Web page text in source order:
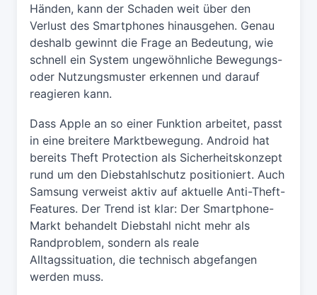
Händen, kann der Schaden weit über den
Verlust des Smartphones hinausgehen. Genau
deshalb gewinnt die Frage an Bedeutung, wie
schnell ein System ungewöhnliche Bewegungs-
oder Nutzungsmuster erkennen und darauf
reagieren kann.
Dass Apple an so einer Funktion arbeitet, passt
in eine breitere Marktbewegung. Android hat
bereits Theft Protection als Sicherheitskonzept
rund um den Diebstahlschutz positioniert. Auch
Samsung verweist aktiv auf aktuelle Anti-Theft-
Features. Der Trend ist klar: Der Smartphone-
Markt behandelt Diebstahl nicht mehr als
Randproblem, sondern als reale
Alltagssituation, die technisch abgefangen
werden muss.